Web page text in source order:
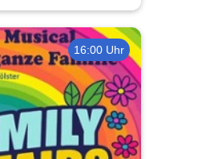
16:00 Uhr